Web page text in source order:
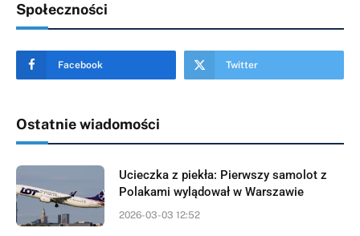
Społeczności
Facebook Twitter
Ostatnie wiadomości
Ucieczka z piekła: Pierwszy samolot z
Polakami wylądował w Warszawie
2026-03-03 12:52